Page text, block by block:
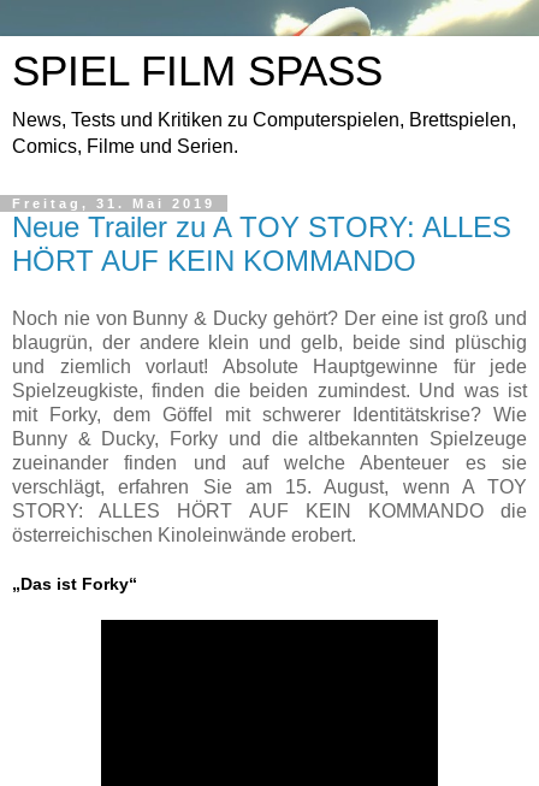
SPIEL FILM SPASS
News, Tests und Kritiken zu Computerspielen, Brettspielen,
Comics, Filme und Serien.
Freitag, 31. Mai 2019
Neue Trailer zu A TOY STORY: ALLES
HÖRT AUF KEIN KOMMANDO
Noch nie von Bunny & Ducky gehört? Der eine ist groß und
blaugrün, der andere klein und gelb, beide sind plüschig
und ziemlich vorlaut! Absolute Hauptgewinne für jede
Spielzeugkiste, finden die beiden zumindest. Und was ist
mit Forky, dem Göffel mit schwerer Identitätskrise? Wie
Bunny & Ducky, Forky und die altbekannten Spielzeuge
zueinander finden und auf welche Abenteuer es sie
verschlägt, erfahren Sie am 15. August, wenn A TOY
STORY: ALLES HÖRT AUF KEIN KOMMANDO die
österreichischen Kinoleinwände erobert.
„Das ist Forky“